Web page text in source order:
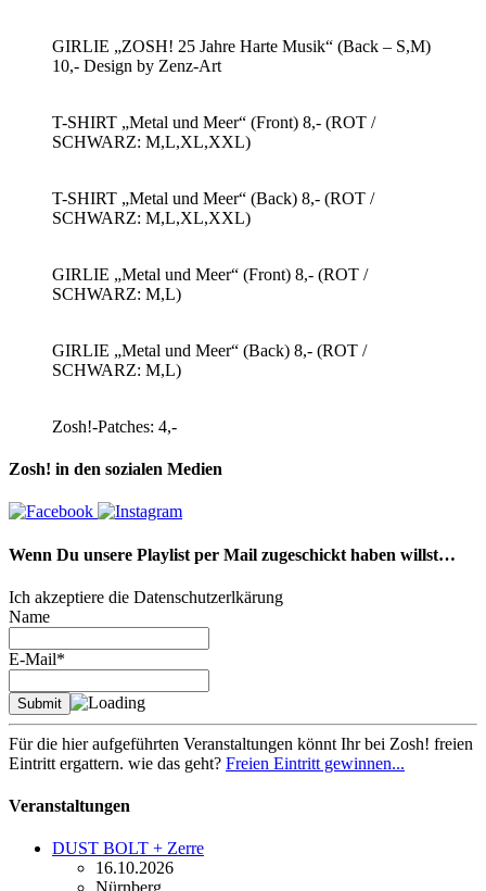
GIRLIE „ZOSH! 25 Jahre Harte Musik“ (Back – S,M)
10,- Design by Zenz-Art
T-SHIRT „Metal und Meer“ (Front) 8,- (ROT /
SCHWARZ: M,L,XL,XXL)
T-SHIRT „Metal und Meer“ (Back) 8,- (ROT /
SCHWARZ: M,L,XL,XXL)
GIRLIE „Metal und Meer“ (Front) 8,- (ROT /
SCHWARZ: M,L)
GIRLIE „Metal und Meer“ (Back) 8,- (ROT /
SCHWARZ: M,L)
Zosh!-Patches: 4,-
Zosh! in den sozialen Medien
Wenn Du unsere Playlist per Mail zugeschickt haben willst…
Ich akzeptiere die Datenschutzerlkärung
Name
E-Mail*
Für die hier aufgeführten Veranstaltungen könnt Ihr bei Zosh! freien
Eintritt ergattern. wie das geht? Freien Eintritt gewinnen...
Veranstaltungen
DUST BOLT + Zerre
16.10.2026